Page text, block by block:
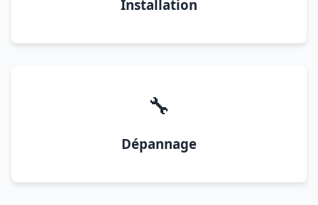
Installation
🔧
Dépannage